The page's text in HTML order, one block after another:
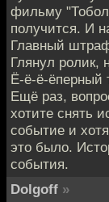
фильму
получится. И
Главный
Глянул ролик,
Ё-ё-ё-ёперный
Ещё раз,
хотите снять
событие и
это было.
события.
Dolgoff »